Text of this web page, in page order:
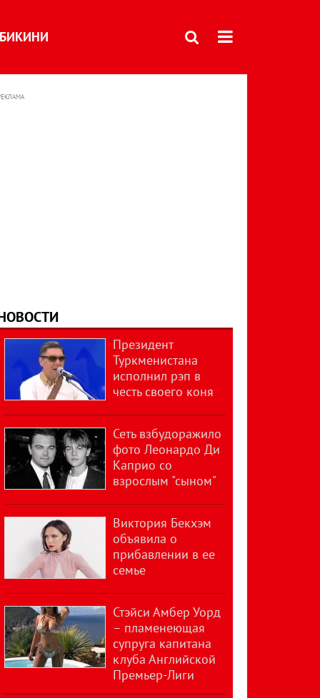
БИКИНИ
Президент
Туркменистана
исполнил рэп в
честь своего коня
Сеть взбудоражило
фото Леонардо Ди
Каприо со
взрослым "сыном"
Виктория Бекхэм
объявила о
прибавлении в ее
семье
Стэйси Амбер Уорд
– пламенеющая
супруга капитана
клуба Английской
Премьер-Лиги